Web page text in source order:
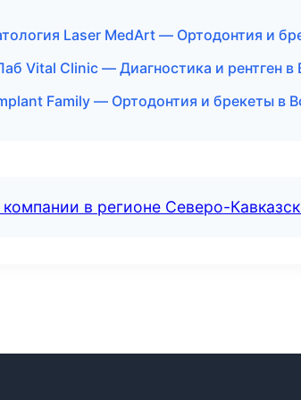
Laser MedArt — Ортодонтия и
Vital Clinic — Диагностика и рентген в
Family — Ортодонтия и брекеты в
компании в регионе Северо-